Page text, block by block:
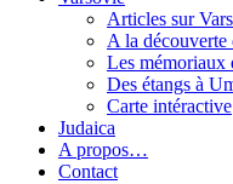
Articles sur
A la
Les mémoriaux
Des étangs à
Carte intéractive
Judaica
A propos…
Contact